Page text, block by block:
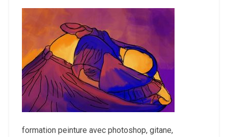
formation peinture avec photoshop, gitane,